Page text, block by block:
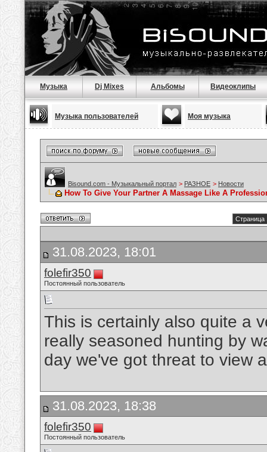
Музыка Dj Mixes Альбомы Видеоклипы
Музыка пользователей Моя музыка
Bisound.com - Музыкальный портал > РАЗНОЕ > Новости
How To Give Your Partner A Massage Like A
Страница
31.08.2023, 18:01
folefir350
Постоянный пользователь
This is certainly also quite a
really seasoned hunting by
day we've got threat to view
31.08.2023, 18:38
folefir350
Постоянный пользователь